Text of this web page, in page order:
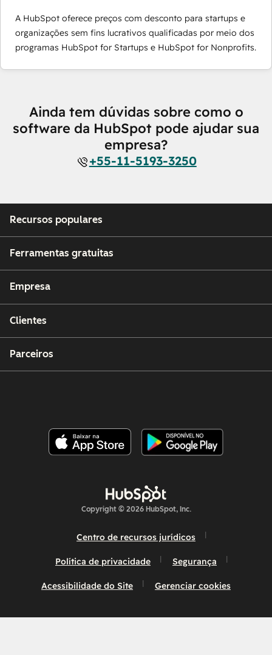
A HubSpot oferece preços com desconto para startups e
organizações sem fins lucrativos qualificadas por meio dos
programas HubSpot for Startups e HubSpot for Nonprofits.
Ainda tem dúvidas sobre como o
software da HubSpot pode ajudar sua
empresa?
+55-11-5193-3250
Recursos populares
Ferramentas gratuitas
Empresa
Clientes
Parceiros
Copyright © 2026 HubSpot, Inc.
Centro de recursos jurídicos
Política de privacidade Segurança
Acessibilidade do Site Gerenciar cookies